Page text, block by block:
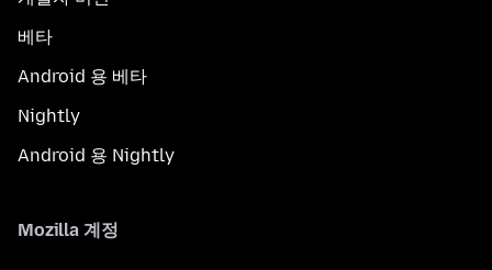
베타
Android 용 베타
Nightly
Android 용 Nightly
Mozilla 계정